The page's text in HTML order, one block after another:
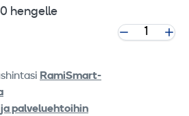
hengelle
RamiSmart-
palveluehtoihin